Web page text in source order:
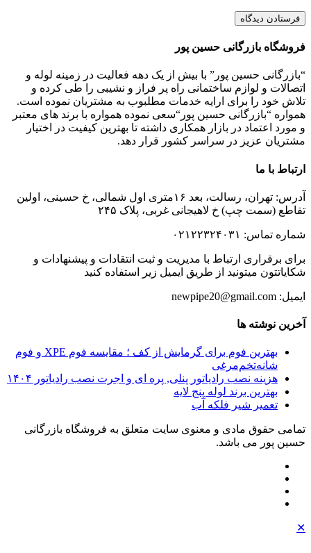
فروشگاه بازرگانی حسین پور
“بازرگانی حسین پور” با بیش از یک دهه فعالیت در زمینه لوله و
اتصالات و لوازم ساختمانی راه پر فراز و نشیبی را طی کرده و
تلاش خود را برای ارایه خدمات مطلبوب به مشتریان نموده است.
همواره “بازرگانی حسین پور“سعی نموده همواره با برند های معتبر
و مورد اعتماد در بازار همکاری داشته تا بهترین کیفیت در اختیار
مشتریان عزیز در سراسر کشور قرار دهد.
ارتباط با ما
آدرس: تهران، رسالت، بعد ۱۶متری اول شمالی، خ حسینی، اولین
تقاطع (سمت چپ) خ لاهیجانی غربی، پلاک ۲۴۵
شماره تماس: ۰۲۱۲۲۳۲۴۰۳۱
برای برقراری ارتباط با مدیریت و ثبت انتقادات و پیشنهادات و
شکایاتتون میتونید از طریق ایمیل زیر استفاده کنید
ایمیل: newpipe20@gmail.com
آخرین نوشته ها
بهترین فوم برای گرمایش از کف ؛ مقایسه فوم XPE و فوم
شانه‌تخم‌مرغی
هزینه نصب رادیاتور پنلی, پره ای و اجرت نصب رادیاتور ۱۴۰۴
بهترین برند لوله پنج لایه
تعمیر شیر فلکه آب
تمامی حقوق مادی و معنوی سایت متعلق به فروشگاه بازرگانی
حسین پور می باشد.
✕